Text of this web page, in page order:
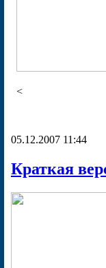
<
05.12.2007 11:44
Краткая